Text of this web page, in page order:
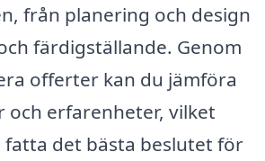
från planering och design
färdigställande. Genom
offerter kan du jämföra
och erfarenheter, vilket
det bästa beslutet för